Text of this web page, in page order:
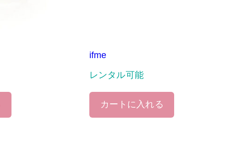
ifme
レンタル可能
カートに入れる